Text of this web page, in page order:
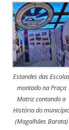
Estandes das Escolas
montado na Praça
Matriz contando a
História do
(Magalhães Barata)